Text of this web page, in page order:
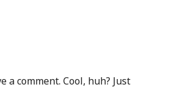
comment. Cool, huh? Just